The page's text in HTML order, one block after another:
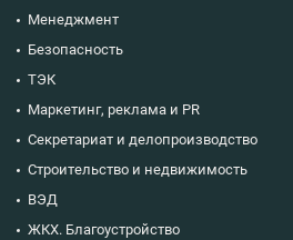
Менеджмент
Безопасность
ТЭК
Маркетинг, реклама и PR
Секретариат и делопроизводство
Строительство и недвижимость
ВЭД
ЖКХ. Благоустройство